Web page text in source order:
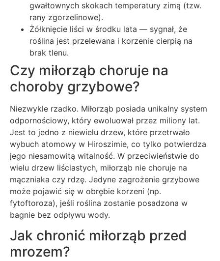
gwałtownych skokach temperatury zimą (tzw.
rany zgorzelinowe).
Żółknięcie liści w środku lata — sygnał, że
roślina jest przelewana i korzenie cierpią na
brak tlenu.
Czy miłorząb choruje na
choroby grzybowe?
Niezwykle rzadko. Miłorząb posiada unikalny system
odpornościowy, który ewoluował przez miliony lat.
Jest to jedno z niewielu drzew, które przetrwało
wybuch atomowy w Hiroszimie, co tylko potwierdza
jego niesamowitą witalność. W przeciwieństwie do
wielu drzew liściastych, miłorząb nie choruje na
mączniaka czy rdzę. Jedyne zagrożenie grzybowe
może pojawić się w obrębie korzeni (np.
fytoftoroza), jeśli roślina zostanie posadzona w
bagnie bez odpływu wody.
Jak chronić miłorząb przed
mrozem?